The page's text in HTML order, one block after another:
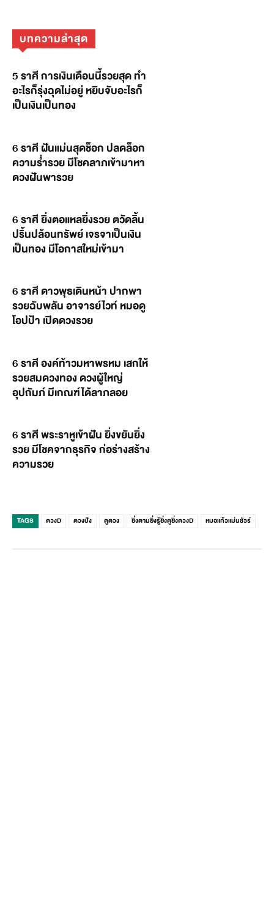
บทความล่าสุด
5 ราศี การเงินเดือนนี้รวยสุด ทำ
อะไรก็รุ่งฉุดไม่อยู่ หยิบจับอะไรก็
เป็นเงินเป็นทอง
6 ราศี ฝันแม่นสุดช็อก ปลดล็อก
ความร่ำรวย มีโชคลาภเข้ามาหา
ดวงฝันพารวย
6 ราศี ยิ่งตอแหลยิ่งรวย ตวัดลิ้น
ปริ้นปล้อนทรัพย์ เจรจาเป็นเงิน
เป็นทอง มีโอกาสใหม่เข้ามา
6 ราศี ดาวพุธเดินหน้า ปากพา
รวยฉับพลัน อาจารย์ไวท์ หมอดู
โอปป้า เปิดดวงรวย
6 ราศี องค์ท้าวมหาพรหม เสกให้
รวยสมดวงทอง ดวงผู้ใหญ่
อุปถัมภ์ มีเกณฑ์ได้ลาภลอย
6 ราศี พระราหูเข้าฝัน ยิ่งขยันยิ่ง
รวย มีโชคจากธุรกิจ ก่อร่างสร้าง
ความรวย
TAGS ดวงD ดวงปัง ดูดวง ยิ่งตามยิ่งรู้ยิ่งดูยิ่งดวงD หมอแก้วแม่นชัวร์